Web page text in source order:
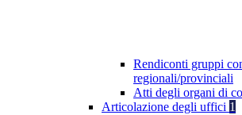
Rendiconti gruppi
regionali/provinciali
Atti degli organi di
Articolazione degli uffici 1